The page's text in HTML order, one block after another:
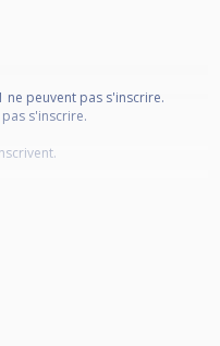
ne peuvent pas s'inscrire.
s'inscrire.